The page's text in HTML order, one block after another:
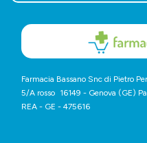
Farmacia Bassano Snc di Pietro
5/A rosso 16149 - Genova (GE)
REA - GE - 475616